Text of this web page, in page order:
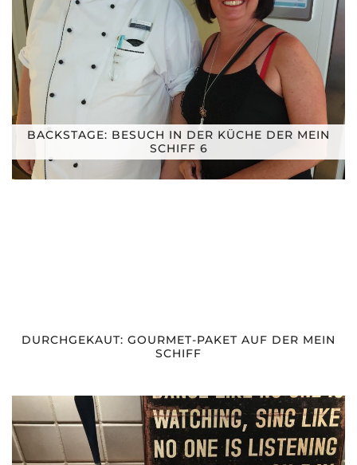
BACKSTAGE: BESUCH IN DER KÜCHE DER MEIN
SCHIFF 6
DURCHGEKAUT: GOURMET-PAKET AUF DER MEIN
SCHIFF